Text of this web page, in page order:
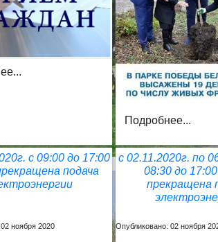
Подробнее...
с 09:00 до 17:00
подача
ноября 2020
с 02.11.2020г. по
08:30 до
прекращена
Опубликовано: 02 ноября